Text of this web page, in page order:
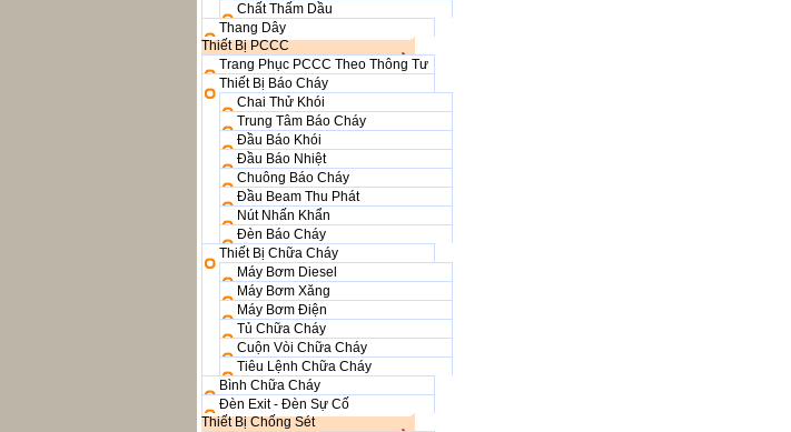
Chất Thấm Dầu
Thang Dây
Thiết Bị PCCC
Trang Phục PCCC Theo Thông Tư
Thiết Bị Báo Cháy
Chai Thử Khói
Trung Tâm Báo Cháy
Đầu Báo Khói
Đầu Báo Nhiệt
Chuông Báo Cháy
Đầu Beam Thu Phát
Nút Nhấn Khẩn
Đèn Báo Cháy
Thiết Bị Chữa Cháy
Máy Bơm Diesel
Máy Bơm Xăng
Máy Bơm Điện
Tủ Chữa Cháy
Cuộn Vòi Chữa Cháy
Tiêu Lệnh Chữa Cháy
Bình Chữa Cháy
Đèn Exit - Đèn Sự Cố
Thiết Bị Chống Sét